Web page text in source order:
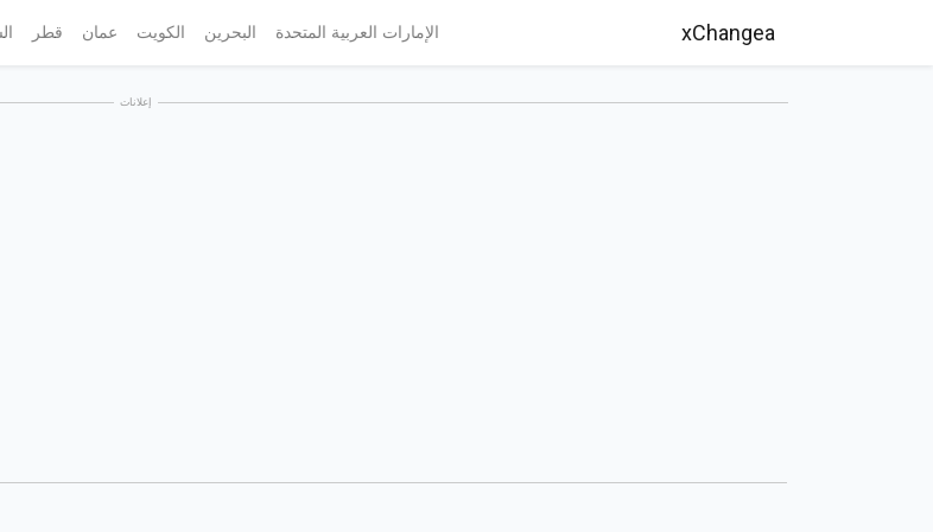
xChangea الإمارات العربية المتحدة البحرين الكويت عمان قطر
إعلانات